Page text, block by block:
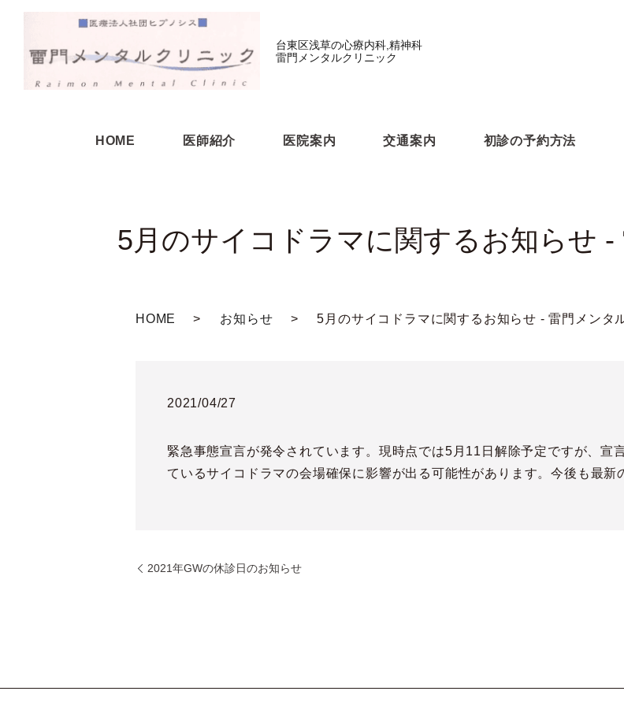
台東区浅草の心療内科,精神科
雷門メンタルクリニック
HOME 医師紹介 医院案内 交通案内 初診の予約方法
5月のサイコドラマに関するお知らせ
HOME お知らせ 5月のサイコドラマに関するお知らせ - 雷門メンタ
2021/04/27
緊急事態宣言が発令されています。現時点では5月11日解除予定ですが、宣
ているサイコドラマの会場確保に影響が出る可能性があります。今後も最新
2021年GWの休診日のお知らせ